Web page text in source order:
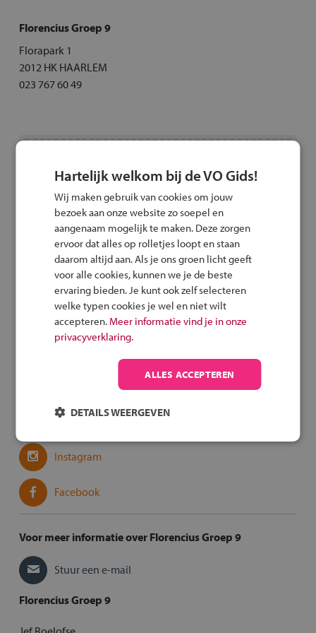
Florencius Groep 9
Florapark 1
2012 HK HAARLEM
023 767 60 49
De kaart wordt niet weergegeven omdat je geen
toestemming hebt gegeven voor functionele
cookies.
Toestemming wijzigen
Website voor groep 8
Instagram
Facebook
Voor meer informatie over Florencius Groep 9
Stuur een e-mail
Florencius Groep 9
Hartelijk welkom bij de VO Gids!
Wij maken gebruik van cookies om jouw
bezoek aan onze website zo soepel en
aangenaam mogelijk te maken. Deze zorgen
ervoor dat alles op rolletjes loopt en staan
daarom altijd aan. Als je ons groen licht geeft
voor alle cookies, kunnen we je de beste
ervaring bieden. Je kunt ook zelf selecteren
welke typen cookies je wel en niet wilt
accepteren. Meer informatie vind je in onze
privacyverklaring.
ALLES ACCEPTEREN
DETAILS WEERGEVEN